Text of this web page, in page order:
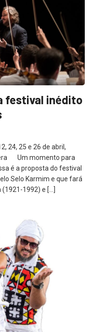
festival inédito
24, 25 e 26 de abril,
Um momento para
é a proposta do festival
Selo Karmim e que fará
1992) e […]